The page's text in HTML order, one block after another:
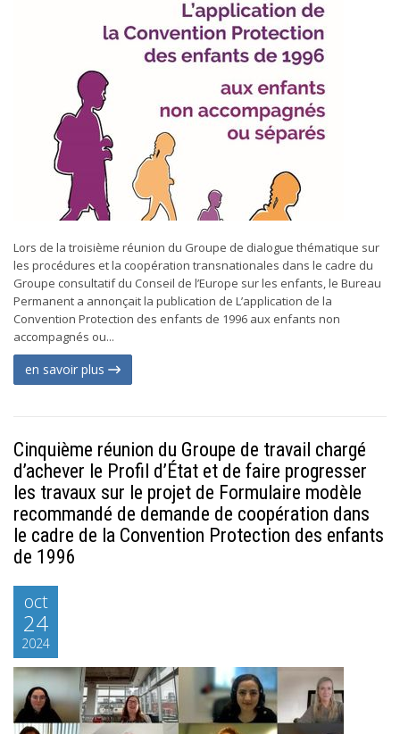
Lors de la troisième réunion du Groupe de dialogue thématique sur
les procédures et la coopération transnationales dans le cadre du
Groupe consultatif du Conseil de l’Europe sur les enfants, le Bureau
Permanent a annonçait la publication de L’application de la
Convention Protection des enfants de 1996 aux enfants non
accompagnés ou...
en savoir plus
Cinquième réunion du Groupe de travail chargé
d’achever le Profil d’État et de faire progresser
les travaux sur le projet de Formulaire modèle
recommandé de demande de coopération dans
le cadre de la Convention Protection des enfants
de 1996
oct
24
2024